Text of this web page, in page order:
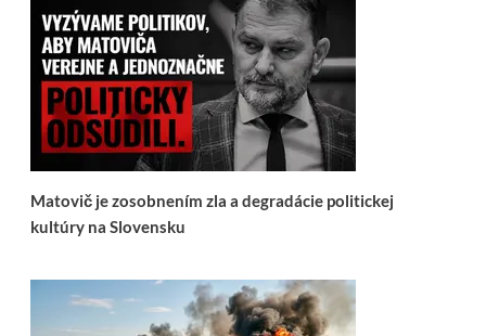
Matovič je zosobnením zla a degradácie politickej
kultúry na Slovensku